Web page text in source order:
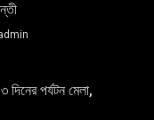
পর্যটন মেলা,